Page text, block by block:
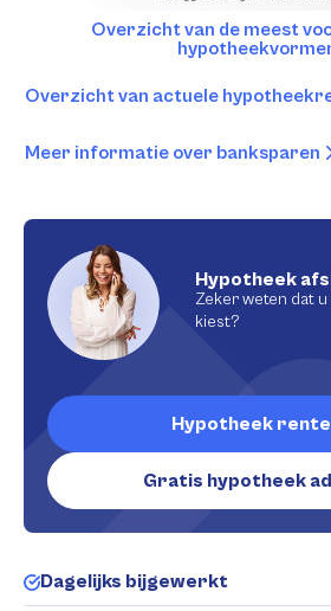
Overzicht van de meest
Overzicht van actuele
Meer informatie over banksparen
Hypotheek
Zeker weten dat
kiest?
Hypotheek
Gratis hypotheek
Dagelijks bijgewerkt